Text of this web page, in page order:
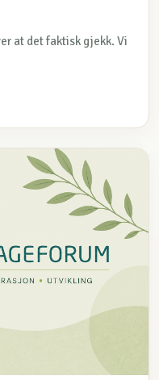
at det faktisk gjekk. Vi